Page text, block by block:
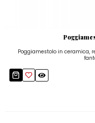
Poggiamestolo in ceramica,